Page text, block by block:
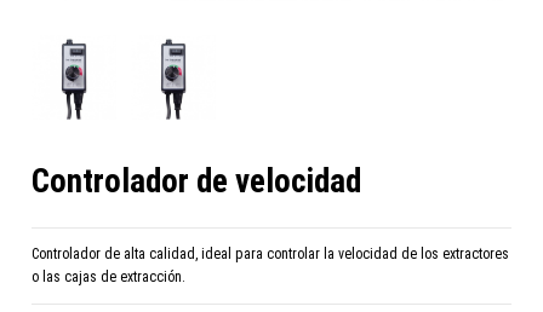
Controlador de velocidad
Controlador de alta calidad, ideal para controlar la velocidad de los extractores
o las cajas de extracción.